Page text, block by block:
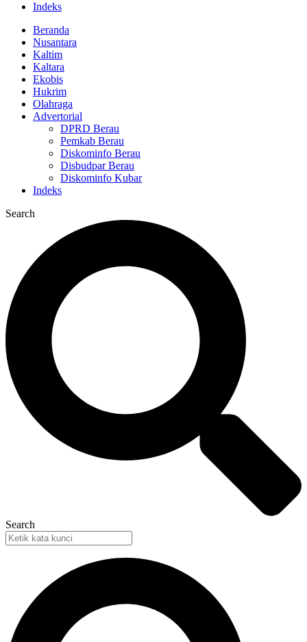
Indeks
Beranda
Nusantara
Kaltim
Kaltara
Ekobis
Hukrim
Olahraga
Advertorial
DPRD Berau
Pemkab Berau
Diskominfo Berau
Disbudpar Berau
Diskominfo Kubar
Indeks
Search
Search